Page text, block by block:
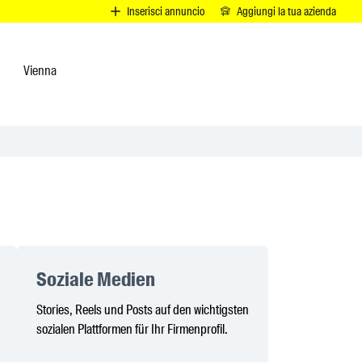
Inserisci annuncio Aggiungi la tua azienda
Vienna
Soziale Medien
Stories, Reels und Posts auf den wichtigsten
sozialen Plattformen für Ihr Firmenprofil.